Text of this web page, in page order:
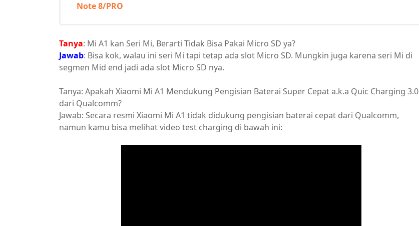
Note 8/PRO
Tanya: Mi A1 kan Seri Mi, Berarti Tidak Bisa Pakai Micro SD ya?
Jawab: Bisa kok, walau ini seri Mi tapi tetap ada slot Micro SD. Mungkin juga karena seri Mi di
segmen Mid end jadi ada slot Micro SD nya.
Tanya: Apakah Xiaomi Mi A1 Mendukung Pengisian Baterai Super Cepat a.k.a Quic Charging 3.0
dari Qualcomm?
Jawab: Secara resmi Xiaomi Mi A1 tidak didukung pengisian baterai cepat dari Qualcomm,
namun kamu bisa melihat video test charging di bawah ini: